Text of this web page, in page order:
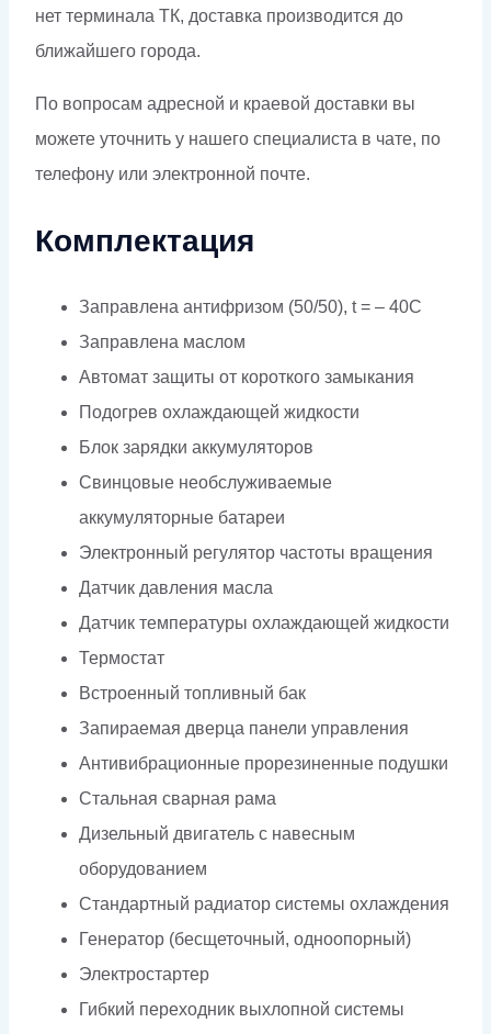
нет терминала ТК, доставка производится до
ближайшего города.
По вопросам адресной и краевой доставки вы
можете уточнить у нашего специалиста в чате, по
телефону или электронной почте.
Комплектация
Заправлена антифризом (50/50), t = – 40C
Заправлена маслом
Автомат защиты от короткого замыкания
Подогрев охлаждающей жидкости
Блок зарядки аккумуляторов
Свинцовые необслуживаемые
аккумуляторные батареи
Электронный регулятор частоты вращения
Датчик давления масла
Датчик температуры охлаждающей жидкости
Термостат
Встроенный топливный бак
Запираемая дверца панели управления
Антивибрационные прорезиненные подушки
Стальная сварная рама
Дизельный двигатель с навесным
оборудованием
Стандартный радиатор системы охлаждения
Генератор (бесщеточный, одноопорный)
Электростартер
Гибкий переходник выхлопной системы